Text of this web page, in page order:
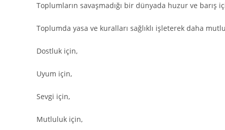
Toplumların savaşmadığı bir dünyada huzur ve barış
Toplumda yasa ve kuralları sağlıklı işleterek daha
Dostluk için,
Uyum için,
Sevgi için,
Mutluluk için,